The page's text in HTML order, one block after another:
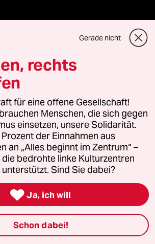
Gerade nicht
rechts
für eine offene Gesellschaft!
Menschen, die sich gegen
einsetzen, unsere Solidarität.
der Einnahmen aus
an „Alles beginnt im Zentrum“ –
bedrohte linke Kulturzentren
Sind Sie dabei?
 Ja, ich will
Schon dabei!